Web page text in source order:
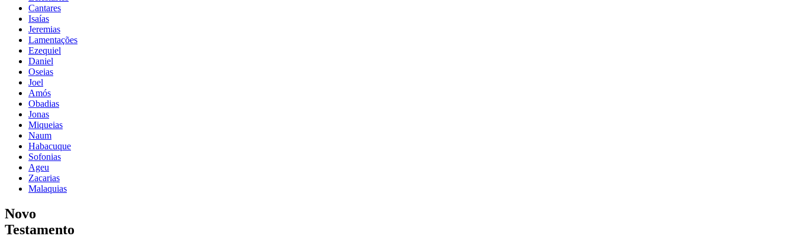
Cantares
Isaías
Jeremias
Lamentações
Ezequiel
Daniel
Oseias
Joel
Amós
Obadias
Jonas
Miqueias
Naum
Habacuque
Sofonias
Ageu
Zacarias
Malaquias
Novo
Testamento